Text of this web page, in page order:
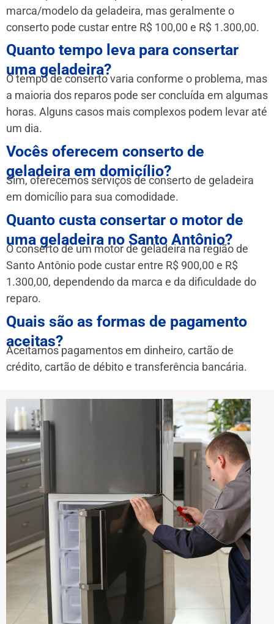
marca/modelo da geladeira, mas geralmente o
conserto pode custar entre R$ 100,00 e R$ 1.300,00.
Quanto tempo leva para consertar
uma geladeira?
O tempo de conserto varia conforme o problema, mas
a maioria dos reparos pode ser concluída em algumas
horas. Alguns casos mais complexos podem levar até
um dia.
Vocês oferecem conserto de
geladeira em domicílio?
Sim, oferecemos serviços de conserto de geladeira
em domicílio para sua comodidade.
Quanto custa consertar o motor de
uma geladeira no Santo Antônio?
O conserto de um motor de geladeira na região de
Santo Antônio pode custar entre R$ 900,00 e R$
1.300,00, dependendo da marca e da dificuldade do
reparo.
Quais são as formas de pagamento
aceitas?
Aceitamos pagamentos em dinheiro, cartão de
crédito, cartão de débito e transferência bancária.